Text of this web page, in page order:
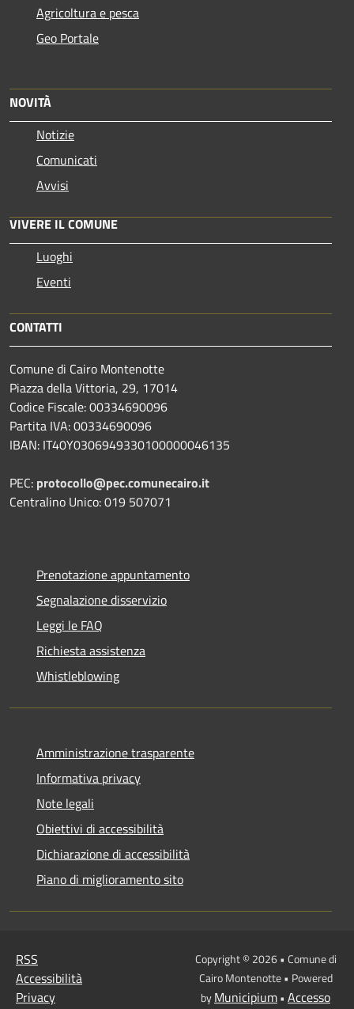
Agricoltura e pesca
Geo Portale
NOVITÀ
Notizie
Comunicati
Avvisi
VIVERE IL COMUNE
Luoghi
Eventi
CONTATTI
Comune di Cairo Montenotte
Piazza della Vittoria, 29, 17014
Codice Fiscale: 00334690096
Partita IVA: 00334690096
IBAN: IT40Y0306949330100000046135
PEC: protocollo@pec.comunecairo.it
Centralino Unico: 019 507071
Prenotazione appuntamento
Segnalazione disservizio
Leggi le FAQ
Richiesta assistenza
Whistleblowing
Amministrazione trasparente
Informativa privacy
Note legali
Obiettivi di accessibilità
Dichiarazione di accessibilità
Piano di miglioramento sito
RSS
Accessibilità
Privacy
Copyright © 2026 • Comune di
Cairo Montenotte • Powered
byMunicipium• Accesso